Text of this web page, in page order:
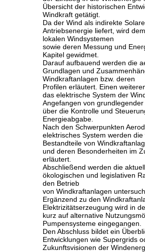
Übersicht der historischen
Windkraft getätigt.
Da der Wind als indirekte
Antriebsenergie liefert, wird
lokalen Windsystemen
sowie deren Messung und
Kapitel gewidmet.
Darauf aufbauend werden die
Grundlagen und
Windkraftanlagen bzw. deren
Profilen erläutert. Einen
das elektrische System der
Angefangen von
über die Kontrolle und
Energieabgabe.
Nach den Schwerpunkten
elektrisches System werden die
Bestandteile von
und deren Besonderheiten im
erläutert.
Abschließend werden die
ökologischen und legislativen
den Betrieb
von Windkraftanlagen
Ergänzend zu den
Elektrizitätserzeugung wird in
kurz auf alternative
Pumpensysteme eingegangen.
Den Abschluss bildet ein
Entwicklungen wie Supergrids
Zukunftsvisionen der